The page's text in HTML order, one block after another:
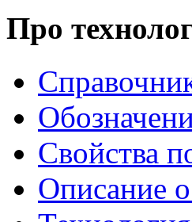
Про
Свойства
Описание